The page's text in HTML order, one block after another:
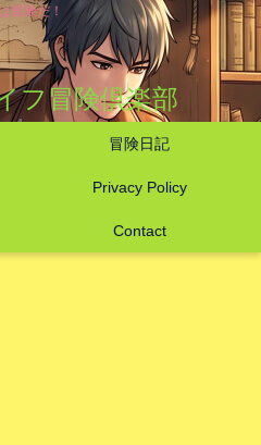
冒険だ！
フ冒険倶楽部
冒険日記
Privacy Policy
Contact